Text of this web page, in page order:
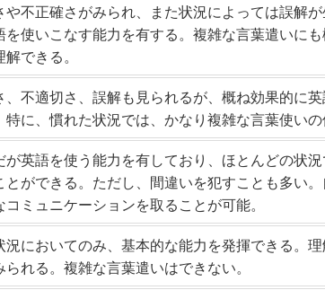
や不正確さがみられ、また状況によっては誤解
を使いこなす能力を有する。複雑な言葉遣いに
できる。
、不適切さ、誤解も見られるが、概ね効果的に
特に、慣れた状況では、かなり複雑な言葉使いの
が英語を使う能力を有しており、ほとんどの状
とができる。ただし、間違いを犯すことも多い。
ミュニケーションを取ることが可能。
況においてのみ、基本的な能力を発揮できる。
れる。複雑な言葉遣いはできない。